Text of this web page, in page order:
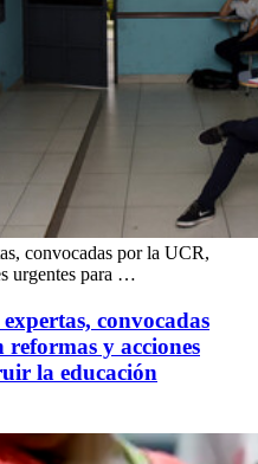
convocadas por la UCR,
urgentes para …
convocadas
y acciones
la educación